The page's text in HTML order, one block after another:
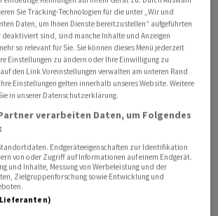
Kuomintang-Partei
aber in den Vorwahlen unterlag.
wird bei den kommenden Wahlen mit
von Neu-Taipeh, Hou Yu-
regierende Fortschrittspartei (DPP)
bisherigen Vizepräsidenten Lai Ching-
mehr antreten.
könnte auch Auswirkungen auf die
zu China haben. Seit dem
Sie Tracking-Technologien für die unter „Wir und
Daten, um Ihnen Dienste bereitzustellen“ aufgeführten
deaktiviert sind, sind manche Inhalte und Anzeigen
so relevant für Sie. Sie können dieses Menü jederzeit
Einstellungen zu ändern oder Ihre Einwilligung zu
den Link Voreinstellungen verwalten am unteren Rand
Einstellungen gelten innerhalb unseres Website. Weitere
in unserer Datenschutzerklärung.
verarbeiten Daten, um Folgendes
Endgeräteeigenschaften zur Identifikation
von oder Zugriff auf Informationen auf einem Endgerät.
und Inhalte, Messung von Werbeleistung und der
Zielgruppenforschung sowie Entwicklung und